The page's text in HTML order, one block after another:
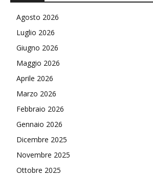
Agosto 2026
Luglio 2026
Giugno 2026
Maggio 2026
Aprile 2026
Marzo 2026
Febbraio 2026
Gennaio 2026
Dicembre 2025
Novembre 2025
Ottobre 2025